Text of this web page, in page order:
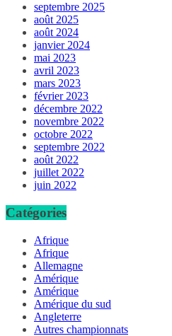
septembre 2025
août 2025
août 2024
janvier 2024
mai 2023
avril 2023
mars 2023
février 2023
décembre 2022
novembre 2022
octobre 2022
septembre 2022
août 2022
juillet 2022
juin 2022
Catégories
Afrique
Afrique
Allemagne
Amérique
Amérique
Amérique du sud
Angleterre
Autres championnats